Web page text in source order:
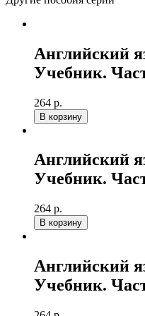
Английский
Учебник.
264 р.
В корзину
Английский
Учебник.
264 р.
В корзину
Английский
Учебник.